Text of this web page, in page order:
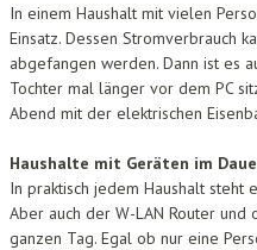
In einem Haushalt mit vielen
Einsatz. Dessen Stromverbrauch
abgefangen werden. Dann ist es
Tochter mal länger vor dem PC
Abend mit der elektrischen
Haushalte mit Geräten im
In praktisch jedem Haushalt steht
Aber auch der W-LAN Router
ganzen Tag. Egal ob nur eine